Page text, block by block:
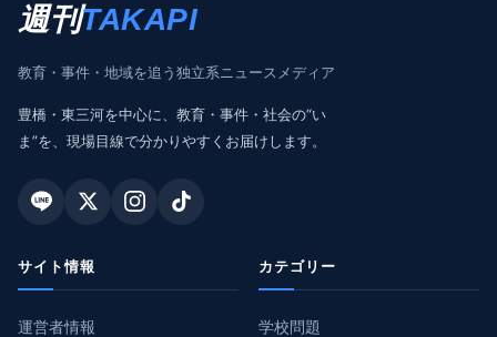
週刊TAKAPI
教育・事件・地域を追う独立系ニュースメディア
豊橋・東三河を中心に、教育・事件・社会の“い
ま”を、現場目線で分かりやすくお届けします。
サイト情報
運営者情報
カテゴリー
学校問題